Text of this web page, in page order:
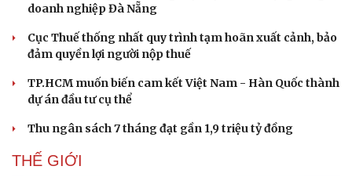
doanh nghiệp Đà Nẵng
Cục Thuế thống nhất quy trình tạm hoãn xuất cảnh, bảo
đảm quyền lợi người nộp thuế
TP.HCM muốn biến cam kết Việt Nam - Hàn Quốc thành
dự án đầu tư cụ thể
Thu ngân sách 7 tháng đạt gần 1,9 triệu tỷ đồng
THẾ GIỚI